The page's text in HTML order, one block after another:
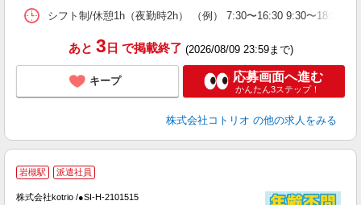
シフト制/休憩1h（夜勤時2h） （例） 7:30〜16:30 9:30〜18:30
あと 3 日 で掲載終了 (2026/08/09 23:59まで)
キープ 応募画面へ進む
かんたん3ステップ！
株式会社コトリオ の他の求人をみる
岩槻駅 派遣社員
株式会社kotrio /●SI-H-2101515